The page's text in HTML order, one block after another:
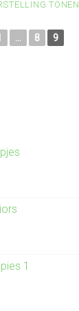
TONEN]
... 8 9
1